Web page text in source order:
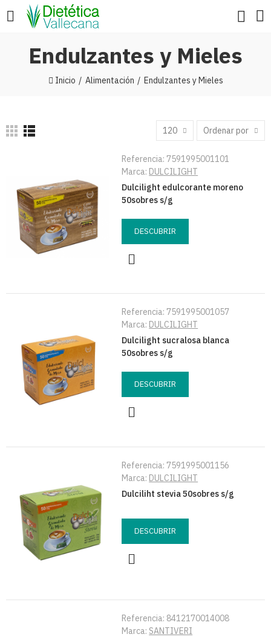
Endulzantes y Mieles
Inicio Alimentación Endulzantes y Mieles
120 Ordenar por
Referencia: 7591995001101
Marca: DULCILIGHT
Dulcilight edulcorante moreno
50sobres s/g
DESCUBRIR
Referencia: 7591995001057
Marca: DULCILIGHT
Dulcilight sucralosa blanca
50sobres s/g
DESCUBRIR
Referencia: 7591995001156
Marca: DULCILIGHT
Dulciliht stevia 50sobres s/g
DESCUBRIR
Referencia: 8412170014008
Marca: SANTIVERI